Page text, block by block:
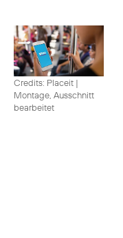
Credits: Placeit |
Montage, Ausschnitt
bearbeitet